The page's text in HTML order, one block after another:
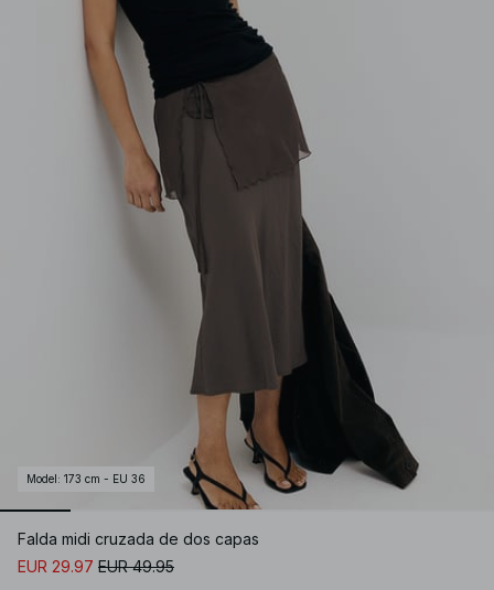
Model : 173 cm - EU 36
Falda midi cruzada de dos capas
EUR 29.97 EUR 49.95